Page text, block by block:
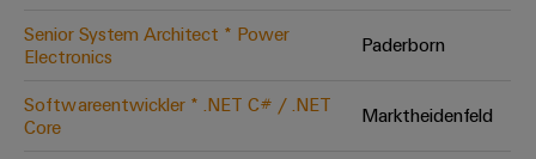
Digital
neuen Niveau
Senior System Architect * Power
Electronics
Paderborn
Softwareentwickler * .NET C# / .NET
Core
Marktheidenfeld